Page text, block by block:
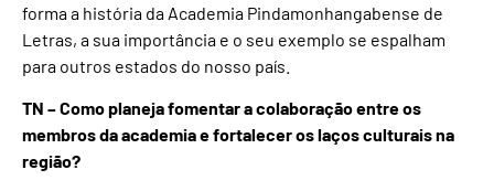
forma a história da Academia Pindamonhangabense de
Letras, a sua importância e o seu exemplo se espalham
para outros estados do nosso país.
TN – Como planeja fomentar a colaboração entre os
membros da academia e fortalecer os laços culturais na
região?